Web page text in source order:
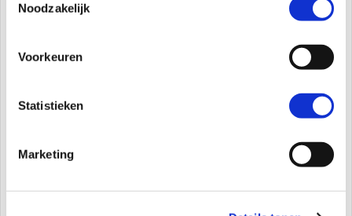
Noodzakelijk
Voorkeuren
Statistieken
Marketing
Meld je aan voor de checklist
Door je in te schrijven ontvang je de checkklist
zelfbeeld en zal ik je inspireren met mijn prachtige
online programma's, blogs, webinars, challenge's en